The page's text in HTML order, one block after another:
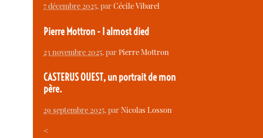
7 décembre 2025, parCécile Vibarel
Pierre Mottron - I almost died
23 novembre 2025, parPierre Mottron
CASTERUS OUEST, un portrait de mon
père.
29 septembre 2025, parNicolas Losson
<